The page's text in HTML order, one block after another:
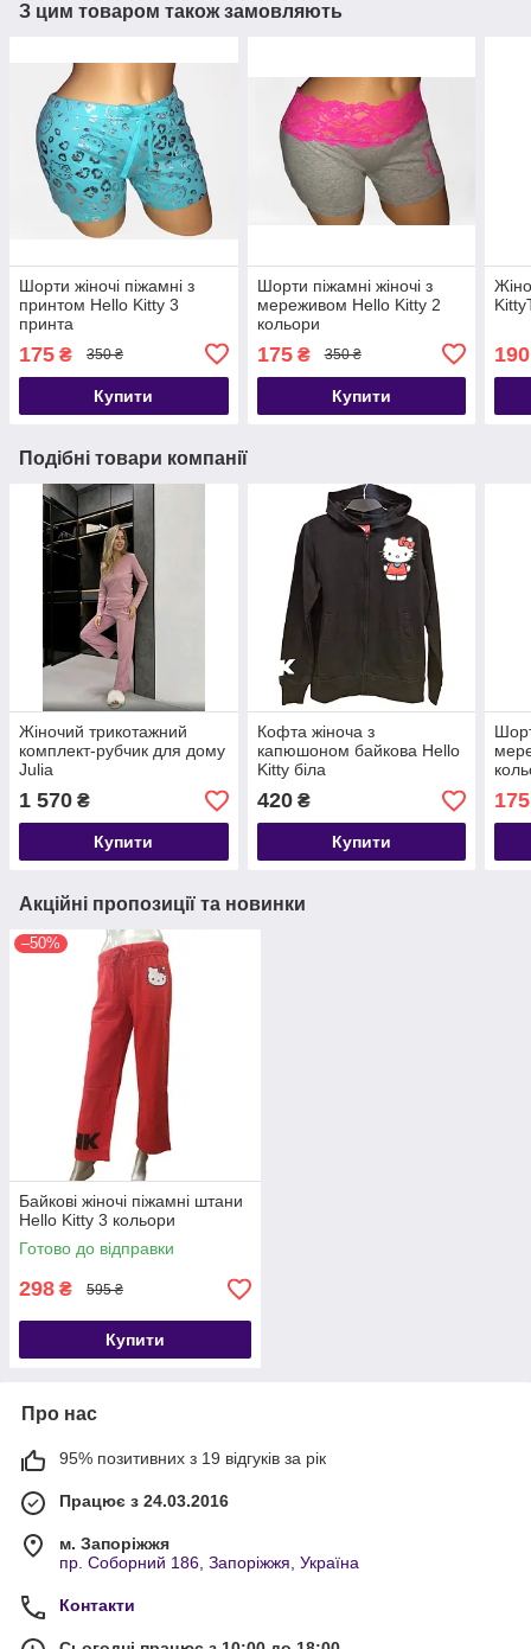
З цим товаром також замовляють
Шорти жіночі піжамні з
принтом Hello Kitty 3
принта
175 ₴ 350 ₴
Купити
Шорти піжамні жіночі з
мереживом Hello Kitty 2
кольори
175₴ 350 ₴
Купити
190
Подібні товари компанії
Жіночий трикотажний
комплект-рубчик для дому
Julia
1 570 ₴
Купити
Кофта жіноча з
капюшоном байкова Hello
Kitty біла
420₴
Купити
175
Акційні пропозиції та новинки
–50%
Байкові жіночі піжамні штани
Hello Kitty 3 кольори
Готово до відправки
298 ₴ 595 ₴
Купити
Про нас
95% позитивних з 19 відгуків за рік
Працює з 24.03.2016
м. Запоріжжя
пр. Соборний 186, Запоріжжя, Україна
Контакти